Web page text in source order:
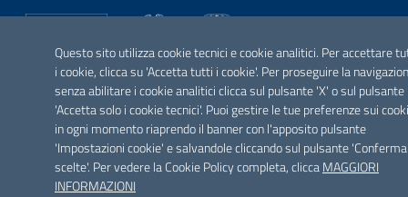
Questo sito utilizza cookie tecnici e cookie analitici. Per accettare
i cookie, clicca su 'Accetta tutti i cookie'. Per proseguire la
senza abilitare i cookie analitici clicca sul pulsante 'X' o sul pulsante
'Accetta solo i cookie tecnici'. Puoi gestire le tue preferenze sui
in ogni momento riaprendo il banner con l'apposito pulsante
'Impostazioni cookie' e salvandole cliccando sul pulsante
scelte'. Per vedere la Cookie Policy completa, cliccaMAGGIORI
INFORMAZIONI
SEGUICI SU
FacebookTwitter Youtube InstagramLinkedin